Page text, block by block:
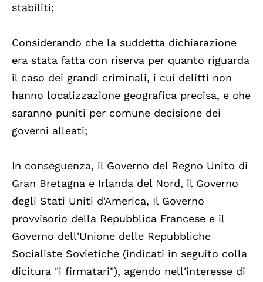
stabiliti;
Considerando che la suddetta dichiarazione
era stata fatta con riserva per quanto riguarda
il caso dei grandi criminali, i cui delitti non
hanno localizzazione geografica precisa, e che
saranno puniti per comune decisione dei
governi alleati;
In conseguenza, il Governo del Regno Unito di
Gran Bretagna e Irlanda del Nord, il Governo
degli Stati Uniti d'America, Il Governo
provvisorio della Repubblica Francese e il
Governo dell'Unione delle Repubbliche
Socialiste Sovietiche (indicati in seguito colla
dicitura "i firmatari"), agendo nell'interesse di